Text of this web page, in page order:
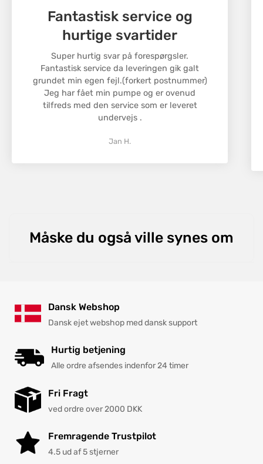
Hvis du ikke er tilfreds, kan du returnere varer
inden for 30 dage efter modtagelsen.
Varerne skal være i original stand og emballage for
at blive godkendt til returnering. Kontakt vores
kundeservice for at starte en returnering, og vi
hjælper dig med processen.
Returneringsomkostningerne dækkes af kunden,
medmindre der er tale om en fejlbehæftet vare.
Fantastisk service og
hurtige svartider
Super hurtig svar på forespørgsler.
Fantastisk service da leveringen gik galt
grundet min egen fejl.(forkert postnummer)
Jeg har fået min pumpe og er ovenud
tilfreds med den service som er leveret
undervejs .
Jan H.
Måske du også ville synes om
Dansk Webshop
Dansk ejet webshop med dansk support
Hurtig betjening
Alle ordre afsendes indenfor 24 timer
Fri Fragt
ved ordre over 2000 DKK
Fremragende Trustpilot
4.5 ud af 5 stjerner
No, I'm not Yes, I am